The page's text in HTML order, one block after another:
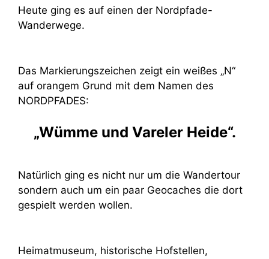
Heute ging es auf einen der Nordpfade-
Wanderwege.
Das Markierungszeichen zeigt ein weißes „N“
auf orangem Grund mit dem Namen des
NORDPFADES:
„Wümme und Vareler Heide“.
Natürlich ging es nicht nur um die Wandertour
sondern auch um ein paar Geocaches die dort
gespielt werden wollen.
Heimatmuseum, historische Hofstellen,